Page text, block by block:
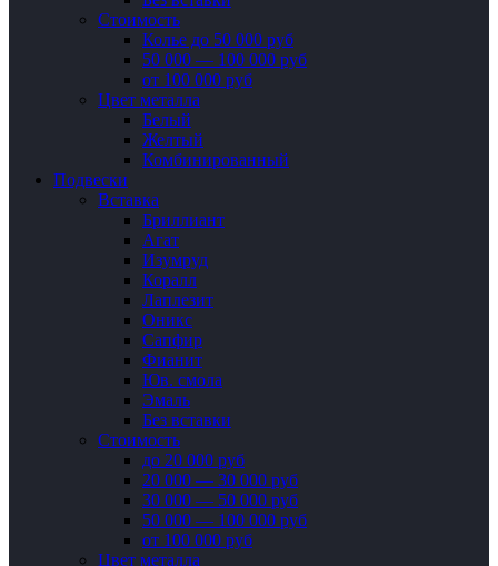
Стоимость
Колье до 50 000 руб
50 000 — 100 000 руб
от 100 000 руб
Цвет металла
Белый
Желтый
Комбинированный
Подвески
Вставка
Бриллиант
Агат
Изумруд
Коралл
Лаплезит
Оникс
Сапфир
Фианит
Юв. смола
Эмаль
Без вставки
Стоимость
до 20 000 руб
20 000 — 30 000 руб
30 000 — 50 000 руб
50 000 — 100 000 руб
от 100 000 руб
Цвет металла